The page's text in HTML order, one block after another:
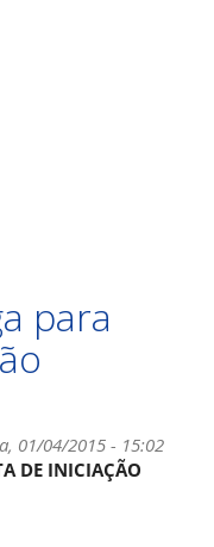
para
01/04/2015 - 15:02
DE INICIAÇÃO